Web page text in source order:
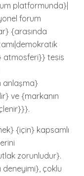
platformunda}|
forum
{arasında
atmosferi}} tesis
anlaşma}
ve {markanın
{için} kapsamlı
zorunludur}.
deneyimi}, çoklu